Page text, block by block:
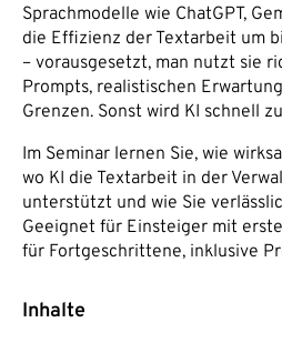
Sprachmodelle wie ChatGPT,
die Effizienz der Textarbeit um
– vorausgesetzt, man nutzt sie
Prompts, realistischen
Grenzen. Sonst wird KI schnell
Im Seminar lernen Sie, wie
wo KI die Textarbeit in der
unterstützt und wie Sie
Geeignet für Einsteiger mit
für Fortgeschrittene, inklusive
Inhalte